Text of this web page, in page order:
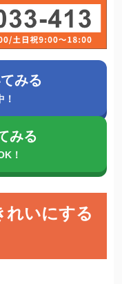
みる
！
みる
！
いにする